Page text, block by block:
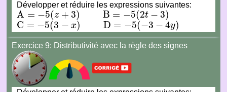
Développer et réduire les expressions suivantes:
A = −5(z + 3)
A= −5 (z+3) B = −5(2t − 3)
B= −5 (2t−3 )
C = −5(3 − x)
C=−5 (3−x ) D = −5(−3 − 4y)
D= −5 (−3−4y)
Exercice 9: Distributivité avec la règle des signes